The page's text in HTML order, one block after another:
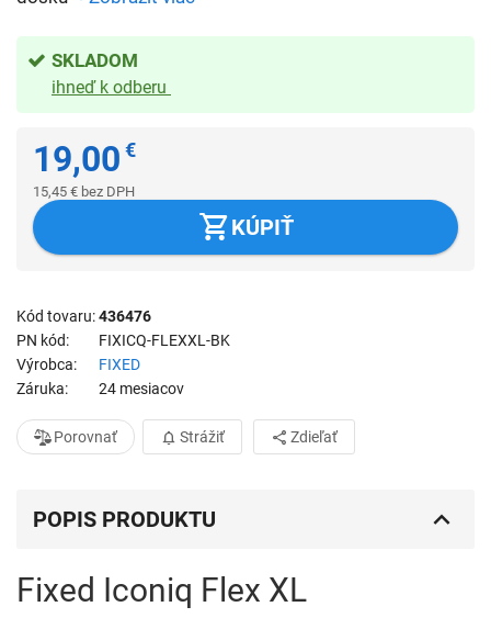
SKLADOM
ihneď k odberu
19,00 €
15,45 € bez DPH
KÚPIŤ
Kód tovaru 436476
PN kód
FIXICQ-FLEXXL-BK
Výrobca
FIXED
Záruka
24 mesiacov
Porovnať Strážiť Zdieľať
POPIS PRODUKTU
Fixed Iconiq Flex XL